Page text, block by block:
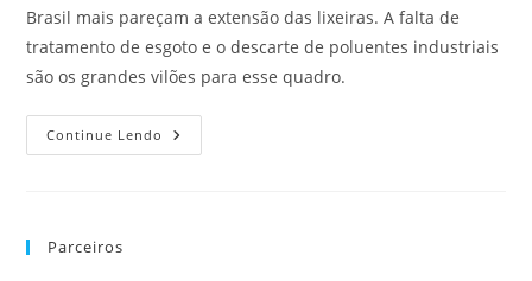
Brasil mais pareçam a extensão das lixeiras. A falta de
tratamento de esgoto e o descarte de poluentes industriais
são os grandes vilões para esse quadro.
Continue Lendo
Parceiros